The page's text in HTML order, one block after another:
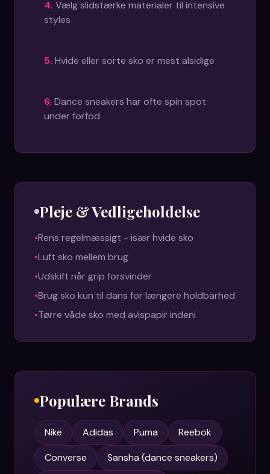
4. Vælg slidstærke materialer til intensive
styles
5. Hvide eller sorte sko er mest alsidige
6. Dance sneakers har ofte spin spot
under forfod
Pleje & Vedligeholdelse
•Rens regelmæssigt - især hvide sko
•Luft sko mellem brug
•Udskift når grip forsvinder
•Brug sko kun til dans for længere holdbarhed
•Tørre våde sko med avispapir indeni
Populære Brands
Nike Adidas Puma
Reebok
Converse
Sansha (dance sneakers)